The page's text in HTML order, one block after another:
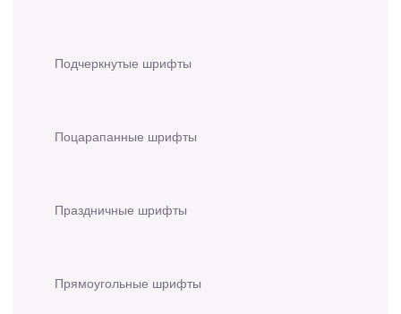
Подчеркнутые шрифты
Поцарапанные шрифты
Праздничные шрифты
Прямоугольные шрифты